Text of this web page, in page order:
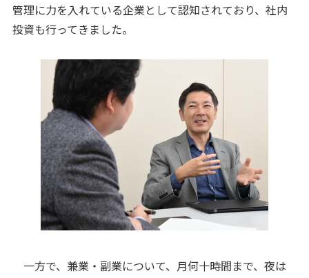
管理に力を入れている企業として認知されており、社内
投資も行ってきました。
一方で、兼業・副業について、月何十時間まで、夜は